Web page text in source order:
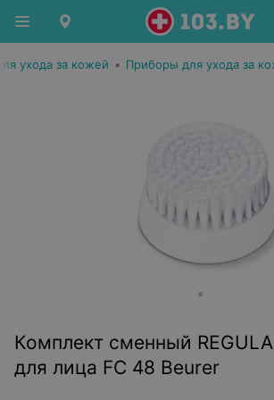
ухода за кожей • Приборы для ухода за
Комплект сменный
для лица FC 48 Beurer